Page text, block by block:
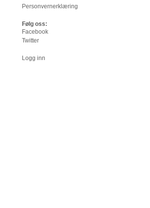
Personvernerklæring
Følg oss:
Facebook
Twitter
Logg inn